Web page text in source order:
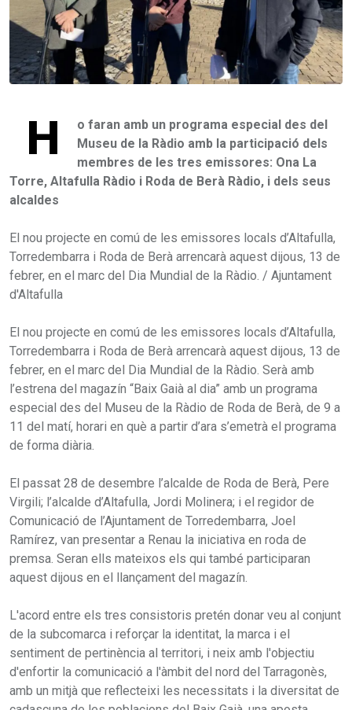
H
o faran amb un programa especial des del
Museu de la Ràdio amb la participació dels
membres de les tres emissores: Ona La
Torre, Altafulla Ràdio i Roda de Berà Ràdio, i dels seus
alcaldes
El nou projecte en comú de les emissores locals d’Altafulla,
Torredembarra i Roda de Berà arrencarà aquest dijous, 13 de
febrer, en el marc del Dia Mundial de la Ràdio. / Ajuntament
d'Altafulla
El nou projecte en comú de les emissores locals d’Altafulla,
Torredembarra i Roda de Berà arrencarà aquest dijous, 13 de
febrer, en el marc del Dia Mundial de la Ràdio. Serà amb
l’estrena del magazín “Baix Gaià al dia” amb un programa
especial des del Museu de la Ràdio de Roda de Berà, de 9 a
11 del matí, horari en què a partir d’ara s’emetrà el programa
de forma diària.
El passat 28 de desembre l’alcalde de Roda de Berà, Pere
Virgili; l’alcalde d’Altafulla, Jordi Molinera; i el regidor de
Comunicació de l’Ajuntament de Torredembarra, Joel
Ramírez, van presentar a Renau la iniciativa en roda de
premsa. Seran ells mateixos els qui també participaran
aquest dijous en el llançament del magazín.
L'acord entre els tres consistoris pretén donar veu al conjunt
de la subcomarca i reforçar la identitat, la marca i el
sentiment de pertinència al territori, i neix amb l'objectiu
d'enfortir la comunicació a l'àmbit del nord del Tarragonès,
amb un mitjà que reflecteixi les necessitats i la diversitat de